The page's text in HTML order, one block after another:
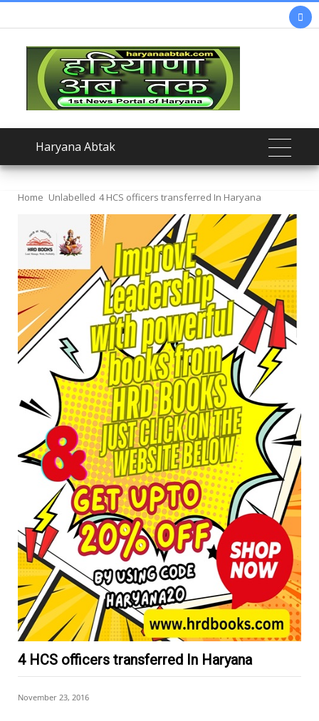

Haryana Abtak
Home Unlabelled 4 HCS officers transferred In Haryana
4 HCS officers transferred In Haryana
November 23, 2016